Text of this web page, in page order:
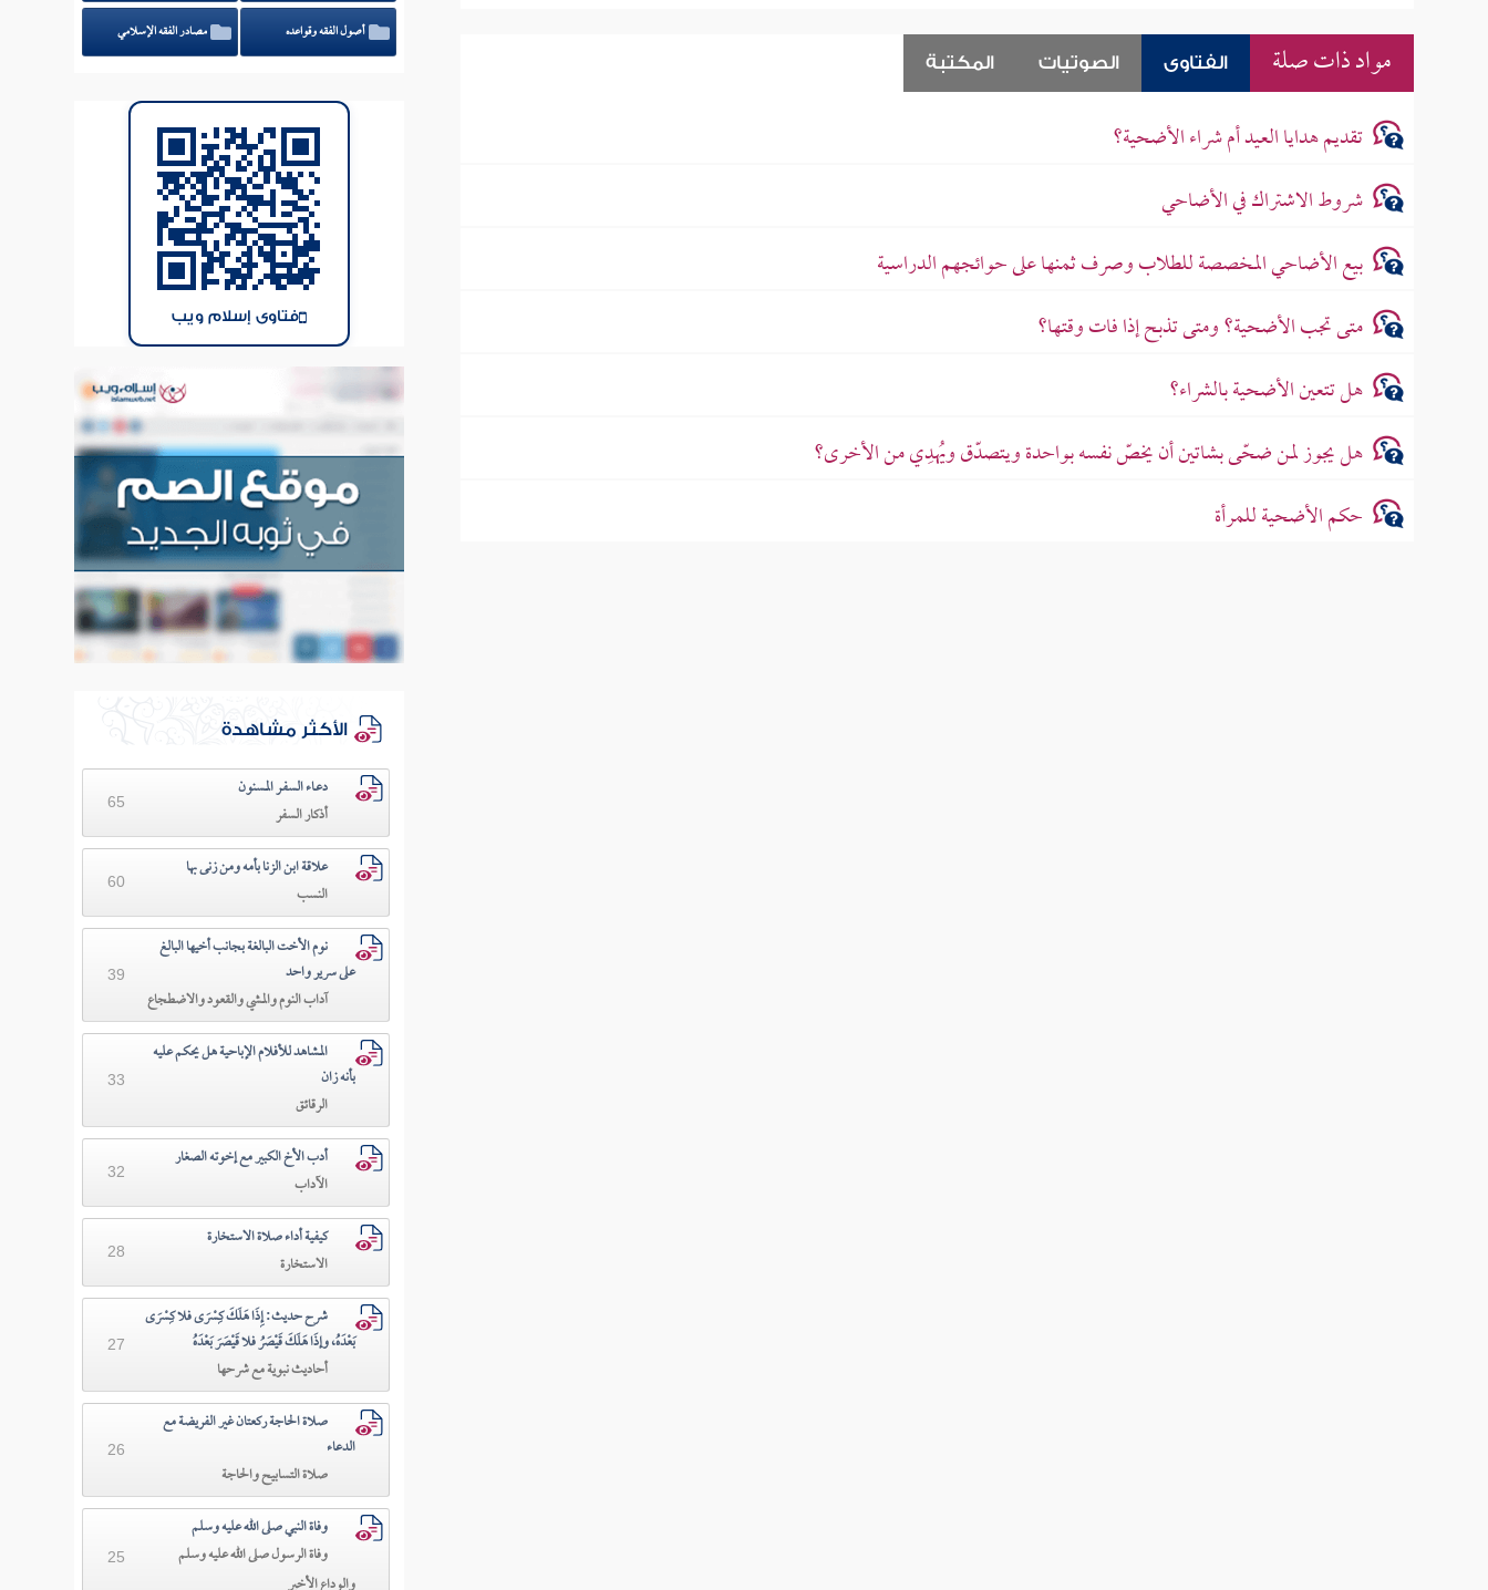
مواد ذات صلة الفتاوى الصوتيات المكتبة
تقديم هدايا العيد أم شراء الأضحية؟
شروط الاشتراك في الأضاحي
بيع الأضاحي المخصصة للطلاب وصرف ثمنها على حوائجهم الدراسية
متى تجب الأضحية؟ ومتى تذبح إذا فات وقتها؟
هل تتعين الأضحية بالشراء؟
هل يجوز لمن ضحّى بشاتين أن يخصّ نفسه بواحدة ويتصدّق ويُهدِي من الأخرى؟
حكم الأضحية للمرأة
أصول الفقه وقواعده مصادر الفقه الإسلامي
فتاوى إسلام ويب
الأكثر مشاهدة
دعـاء السفـر المسنون
أذكار السفر
65
علاقة ابن الزنا بأمه ومن زنى بها
النسب
60
نوم الأخت البالغة بجانب أخيها البالغ
على سرير واحد
آداب النوم والمشي والقعود والاضطجاع
39
المشاهد للأفلام الإباحية هل يحكم عليه
بأنه زان
الرقائق
33
أدب الأخ الكبير مع إخوته الصغار
الآداب
32
كيفية أداء صلاة الاستخارة
الاستخارة
28
شرح حديث: إِذَا هَلَكَ كِسْرَى فلا كِسْرَى
بَعْدَهُ، وإذَا هَلَكَ قَيْصَرُ فلا قَيْصَرَ بَعْدَهُ
أحاديث نبوية مع شرحها
27
صلاة الحاجة ركعتان غير الفريضة مع
الدعاء
صلاة التسابيح والحاجة
26
وفاة النبي صلى الله عليه وسلم
وفاة الرسول صلى الله عليه وسلم
25